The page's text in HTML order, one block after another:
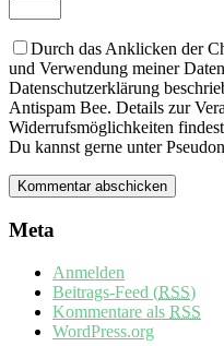
Durch das Anklicken der
und Verwendung meiner
Datenschutzerklärung
Antispam Bee. Details zur
Widerrufsmöglichkeiten
Du kannst gerne unter
Meta
Anmelden
Beitrags-Feed (RSS)
Kommentare als RSS
WordPress.org